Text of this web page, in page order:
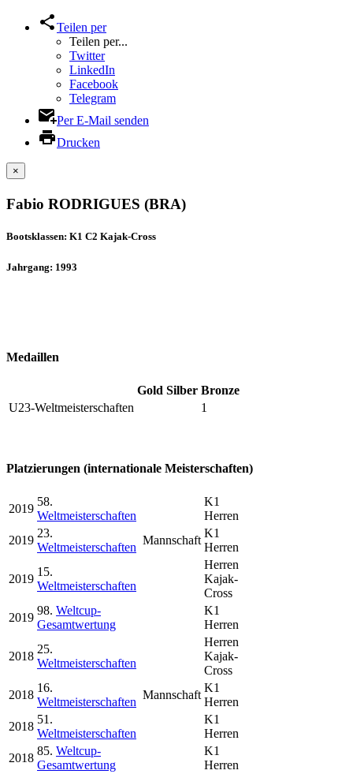
Teilen per
Teilen per...
Twitter
LinkedIn
Facebook
Telegram
Per E-Mail senden
Drucken
×
Fabio RODRIGUES (BRA)
Bootsklassen: K1 C2 Kajak-Cross
Jahrgang: 1993
Medaillen
Gold Silber Bronze
U23-Weltmeisterschaften
1
Platzierungen (internationale Meisterschaften)
2019
58.
Weltmeisterschaften
K1
Herren
2019
23.
Weltmeisterschaften
Mannschaft
K1
Herren
2019
15.
Weltmeisterschaften
Herren
Kajak-
Cross
2019
98. Weltcup-
Gesamtwertung
K1
Herren
2018
25.
Weltmeisterschaften
Herren
Kajak-
Cross
2018
16.
Weltmeisterschaften
Mannschaft
K1
Herren
2018
51.
Weltmeisterschaften
K1
Herren
2018
85. Weltcup-
Gesamtwertung
K1
Herren